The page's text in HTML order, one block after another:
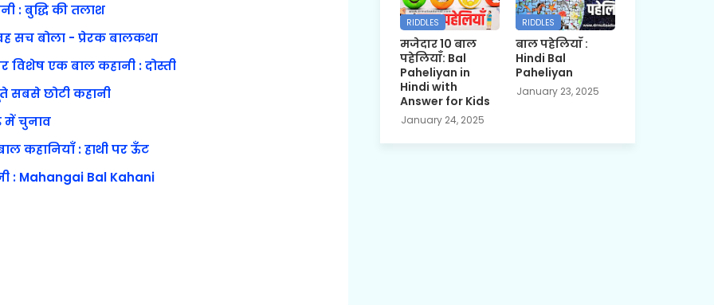
: बुद्धि की तलाश
सच बोला - प्रेरक बालकथा
विशेष एक बाल कहानी : दोस्ती
सबसे छोटी कहानी
में चुनाव
कहानियाँ : हाथी पर ऊँट
: Mahangai Bal Kahani
RIDDLES
मजेदार 10 बाल
पहेलियाँ: Bal
Paheliyan in
Hindi with
Answer for Kids
January 24, 2025
RIDDLES
बाल पहेलियाँ :
Hindi Bal
Paheliyan
January 23, 2025